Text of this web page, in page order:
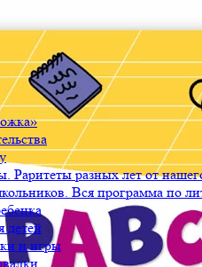
Раритеты разных лет от
Вся программа по
детей
и игры